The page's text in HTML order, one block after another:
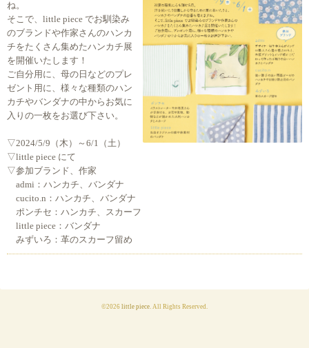
ね。
そこで、little piece でお馴染み
のブランドや作家さんのハンカ
チをたくさん集めたハンカチ展
を開催いたします！
ご自分用に、母の日などのプレ
ゼント用に、様々な種類のハン
カチやバンダナの中からお気に
入りの一枚をお選び下さい。
▽2024/5/9（木）～6/1（土）
▽little piece にて
▽参加ブランド、作家
admi：ハンカチ、バンダナ
cucito.n：ハンカチ、バンダナ
ポンチセ：ハンカチ、スカーフ
little piece：バンダナ
みずいろ：革のスカーフ留め
©2026 little piece. All Rights Reserved.